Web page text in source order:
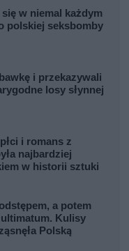
w niemal każdym
polskiej seksbomby
i przekazywali
losy słynnej
i romans z
najbardziej
w historii sztuki
a potem
Kulisy
Polską